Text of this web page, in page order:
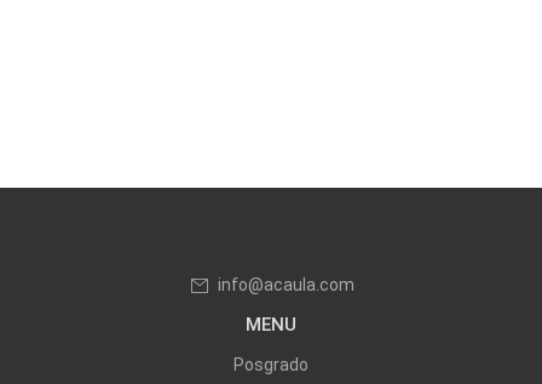
info@acaula.com
MENU
Posgrado